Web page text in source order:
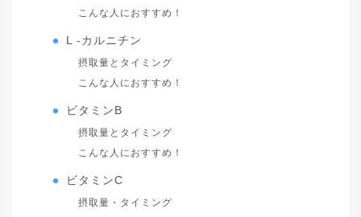
こんな人におすすめ！
L -カルニチン
摂取量とタイミング
こんな人におすすめ！
ビタミンB
摂取量とタイミング
こんな人におすすめ！
ビタミンC
摂取量・タイミング